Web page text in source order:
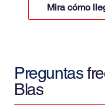
Mira cómo
Preguntas
Blas